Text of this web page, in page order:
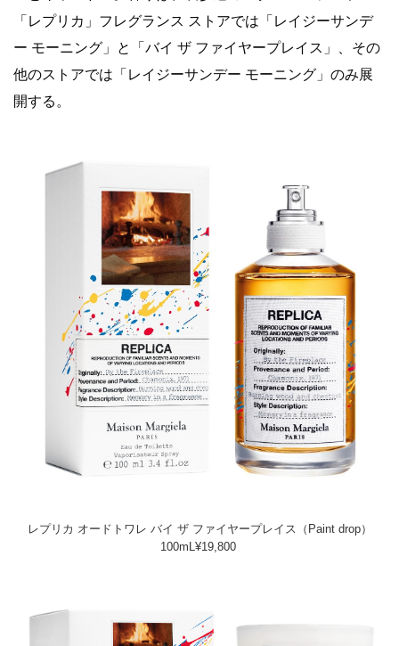
「レプリカ」フレグランス ストアでは「レイジーサンデ
ー モーニング」と「バイ ザ ファイヤープレイス」、その
他のストアでは「レイジーサンデー モーニング」のみ展
開する。
レプリカ オードトワレ バイ ザ ファイヤープレイス（Paint drop）
100mL¥19,800